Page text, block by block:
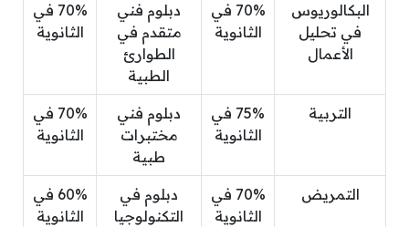
البكالوريوس
في تحليل
الأعمال
70% في
الثانوية
دبلوم فني
متقدم في
الطوارئ
الطبية
70% في
الثانوية
التربية
75% في
الثانوية
دبلوم فني
مختبرات
طبية
70% في
الثانوية
التمريض
70% في
الثانوية
دبلوم في
التكنولوجيا
60% في
الثانوية